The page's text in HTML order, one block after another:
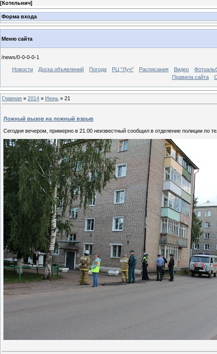
[Котельнич]
Форма входа
Меню сайта
/news/0-0-0-0-1
Новости Доска объявлений Погода РЦ "Луч" Расписания Видео
Правила сайта
Главная » 2014 » Июнь » 21
Ложный вызов на ложный взрыв
Сегодня вечером, примерно в 21.00 неизвестный сообщил в отделение полиции по